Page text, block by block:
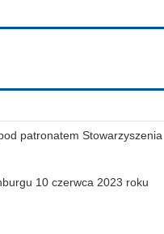
patronatem Stowarzyszenia
10 czerwca 2023 roku